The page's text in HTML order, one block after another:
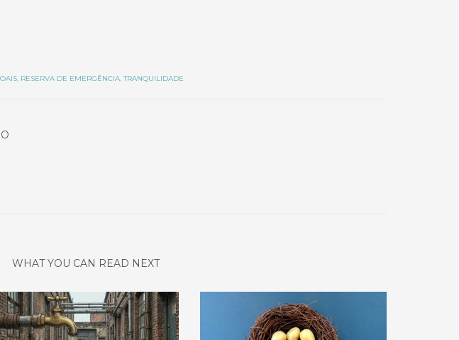
, RESERVA DE EMERGÊNCIA,TRANQUILIDADE
WHAT YOU CAN READ NEXT